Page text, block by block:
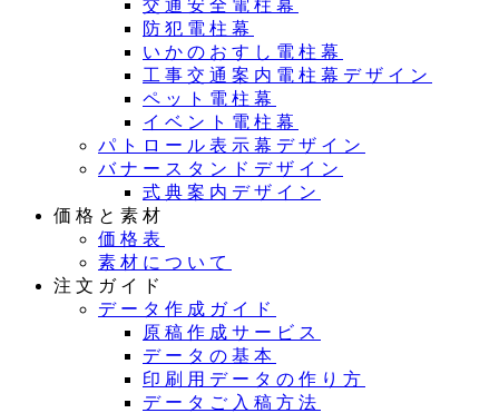
交通安全電柱幕
防犯電柱幕
いかのおすし電柱幕
工事交通案内電柱幕デザイン
ペット電柱幕
イベント電柱幕
パトロール表示幕デザイン
バナースタンドデザイン
式典案内デザイン
価格と素材
価格表
素材について
注文ガイド
データ作成ガイド
原稿作成サービス
データの基本
印刷用データの作り方
データご入稿方法